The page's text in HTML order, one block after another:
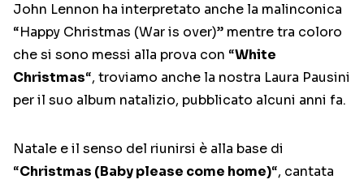
John Lennon ha interpretato anche la malinconica
“Happy Christmas (War is over)” mentre tra coloro
che si sono messi alla prova con “White
Christmas“, troviamo anche la nostra Laura Pausini
per il suo album natalizio, pubblicato alcuni anni fa.
Natale e il senso del riunirsi è alla base di
“Christmas (Baby please come home)“, cantata